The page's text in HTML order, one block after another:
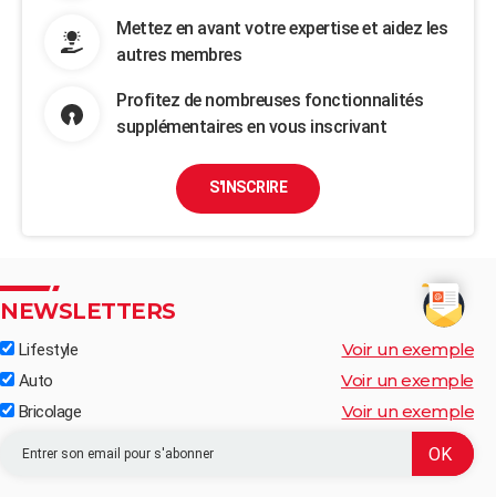
Mettez en avant votre expertise et aidez les
autres membres
Profitez de nombreuses fonctionnalités
supplémentaires en vous inscrivant
S'INSCRIRE
NEWSLETTERS
Lifestyle Voir un exemple
Auto Voir un exemple
Bricolage Voir un exemple